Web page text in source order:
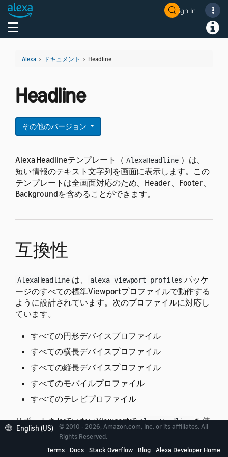
Sign In
Toggle navigation
Alexa > ドキュメント > Headline
Headline
その他のバージョン
Alexa Headlineテンプレート（ AlexaHeadline ）は、
短い情報のテキスト文字列を画面に表示します。この
テンプレートは全画面対応のため、Header、Footer、
Backgroundを含めることができます。
互換性
AlexaHeadline は、 alexa-viewport-profiles パッケ
ージのすべての標準Viewportプロファイルで動作する
ように設計されています。次のプロファイルに対応し
ています。
すべての円形デバイスプロファイル
すべての横長デバイスプロファイル
すべての縦長デバイスプロファイル
すべてのモバイルプロファイル
すべてのテレビプロファイル
サポートされていないViewportで AlexaHeadline を使
用すると、予期しない結果になることがあります。
ロファイルを参照してください。
English (US)
© 2010 - 2026, Amazon.com, Inc. or its affiliates. All
Rights Reserved.
Terms
Docs Stack Overflow Blog Alexa Developer Home